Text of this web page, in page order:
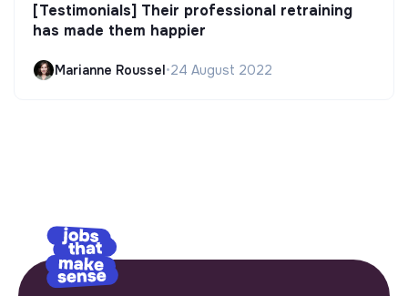
[Testimonials] Their professional retraining
has made them happier
Marianne Roussel•24 August 2022